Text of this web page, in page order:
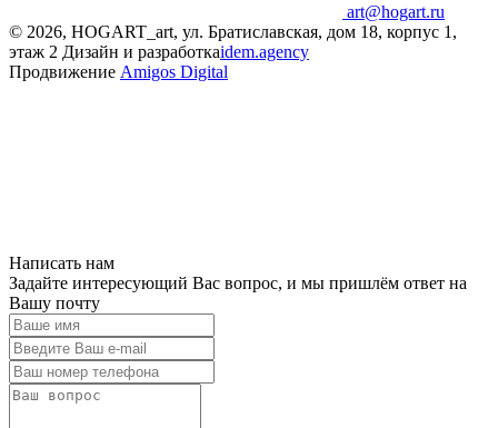
art@hogart.ru
© 2026, HOGART_art, ул. Братиславская, дом 18, корпус 1,
этаж 2 Дизайн и разработкаidem.agency
Продвижение Amigos Digital
Написать нам
Задайте интересующий Вас вопрос, и мы пришлём ответ на
Вашу почту